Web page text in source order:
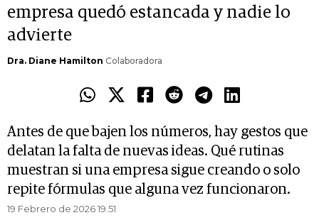
empresa quedó estancada y nadie lo
advierte
Dra. Diane Hamilton Colaboradora
Antes de que bajen los números, hay gestos que
delatan la falta de nuevas ideas. Qué rutinas
muestran si una empresa sigue creando o solo
repite fórmulas que alguna vez funcionaron.
19 Febrero de 2026 19.51